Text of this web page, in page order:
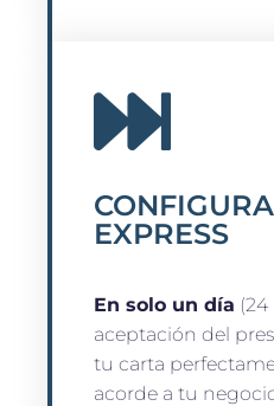
EXPRESS
En solo un día
aceptación del
tu carta
acorde a tu